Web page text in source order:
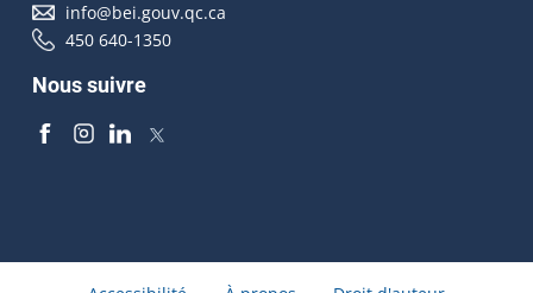
info@bei.gouv.qc.ca
450 640-1350
Nous suivre